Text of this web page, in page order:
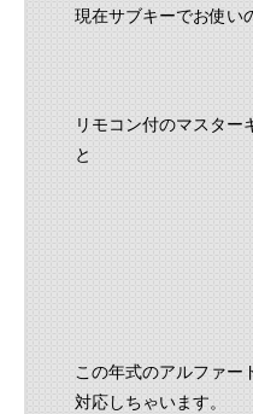
現在サブキーでお使い
リモコン付のマスター
と
この年式のアルファー
対応しちゃいます。